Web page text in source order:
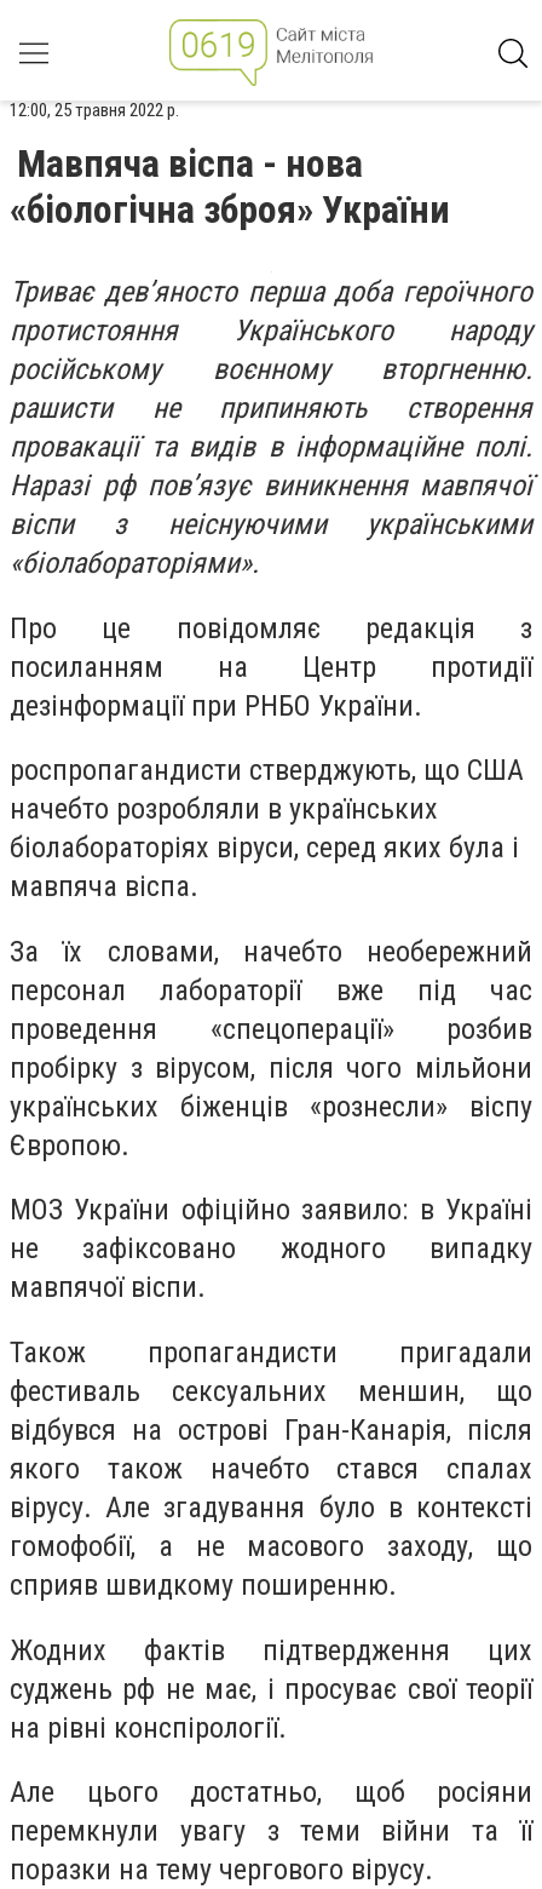
12:00, 25 травня 2022 р.
Мавпяча віспа - нова
«біологічна зброя» України
Триває дев’яносто перша доба героїчного
протистояння Українського народу
російському воєнному вторгненню.
рашисти не припиняють створення
провакації та видів в інформаційне полі.
Наразі рф пов’язує виникнення мавпячої
віспи з неіснуючими українськими
«біолабораторіями».
Про це повідомляє редакція з
посиланням на Центр протидії
дезінформації при РНБО України.
роспропагандисти стверджують, що США
начебто розробляли в українських
біолабораторіях віруси, серед яких була і
мавпяча віспа.
За їх словами, начебто необережний
персонал лабораторії вже під час
проведення «спецоперації» розбив
пробірку з вірусом, після чого мільйони
українських біженців «рознесли» віспу
Європою.
МОЗ України офіційно заявило: в Україні
не зафіксовано жодного випадку
мавпячої віспи.
Також пропагандисти пригадали
фестиваль сексуальних меншин, що
відбувся на острові Гран-Канарія, після
якого також начебто стався спалах
вірусу. Але згадування було в контексті
гомофобії, а не масового заходу, що
сприяв швидкому поширенню.
Жодних фактів підтвердження цих
суджень рф не має, і просуває свої теорії
на рівні конспірології.
Але цього достатньо, щоб росіяни
перемкнули увагу з теми війни та її
поразки на тему чергового вірусу.